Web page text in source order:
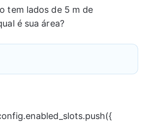
tem lados de 5 m de
é sua área?